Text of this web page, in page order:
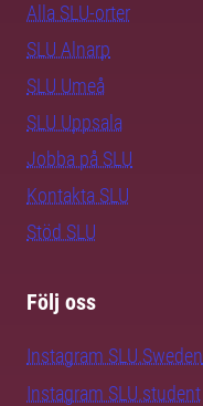
Alla SLU-orter
SLU Alnarp
SLU Umeå
SLU Uppsala
Jobba på SLU
Kontakta SLU
Stöd SLU
Följ oss
Instagram SLU.Sweden
Instagram SLU.student